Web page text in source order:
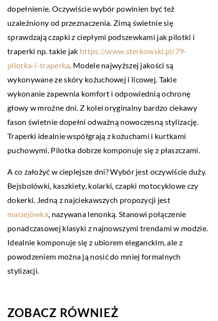
dopełnienie. Oczywiście wybór powinien być też
uzależniony od przeznaczenia. Zimą świetnie się
sprawdzają czapki z ciepłymi podszewkami jak pilotki i
traperki np. takie jak https://www.sterkowski.pl/79-
pilotka-i-traperka. Modele najwyższej jakości są
wykonywane ze skóry kożuchowej i licowej. Takie
wykonanie zapewnia komfort i odpowiednią ochronę
głowy w mroźne dni. Z kolei oryginalny bardzo ciekawy
fason świetnie dopełni odważną nowoczesną stylizację.
Traperki idealnie współgrają z kożuchami i kurtkami
puchowymi. Pilotka dobrze komponuje się z płaszczami.
A co założyć w cieplejsze dni? Wybór jest oczywiście duży.
Bejsbolówki, kaszkiety, kolarki, czapki motocyklowe czy
dokerki. Jedną z najciekawszych propozycji jest
maciejówka, nazywana lenonką. Stanowi połączenie
ponadczasowej klasyki z najnowszymi trendami w modzie.
Idealnie komponuje się z ubiorem eleganckim, ale z
powodzeniem można ją nosić do mniej formalnych
stylizacji.
ZOBACZ RÓWNIEŻ